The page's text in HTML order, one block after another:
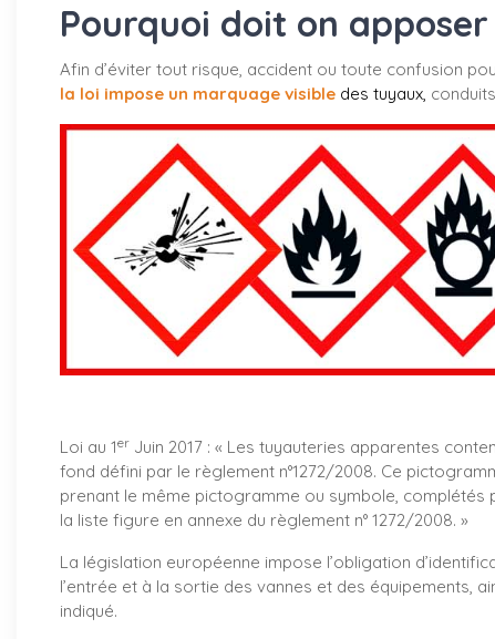
Pourquoi doit on
Afin d’éviter tout risque, accident ou toute confusion
la loi impose un marquage visible des tuyaux,
Loi au 1er Juin 2017 : « Les tuyauteries apparentes
fond défini par le règlement n°1272/2008. Ce
prenant le même pictogramme ou symbole,
la liste figure en annexe du règlement n° 1272/2008. »
La législation européenne impose l’obligation
l’entrée et à la sortie des vannes et des équipements,
indiqué.